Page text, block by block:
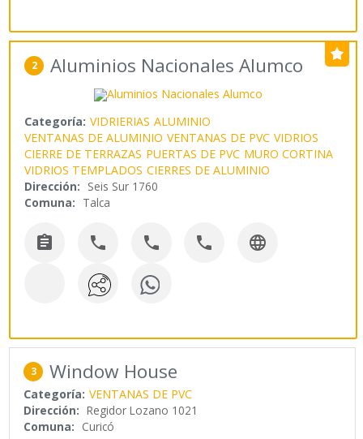
2 Aluminios Nacionales Alumco
Categoría: VIDRIERIAS ALUMINIO
VENTANAS DE ALUMINIO VENTANAS DE PVC VIDRIOS
CIERRE DE TERRAZAS PUERTAS DE PVC MURO CORTINA
VIDRIOS TEMPLADOS CIERRES DE ALUMINIO
Dirección: Seis Sur 1760
Comuna: Talca
    
3 Window House
Categoría: VENTANAS DE PVC
Dirección: Regidor Lozano 1021
Comuna: Curicó